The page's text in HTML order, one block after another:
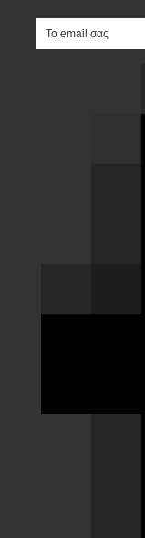
e-mail